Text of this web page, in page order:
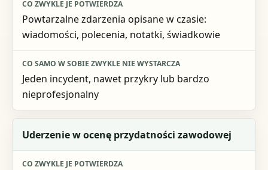
Co samo w sobie zwykle nie wystarcza
Powtarzalne zdarzenia opisane w czasie:
wiadomości, polecenia, notatki, świadkowie
Jeden incydent, nawet przykry lub bardzo
nieprofesjonalny
Uderzenie w ocenę przydatności zawodowej